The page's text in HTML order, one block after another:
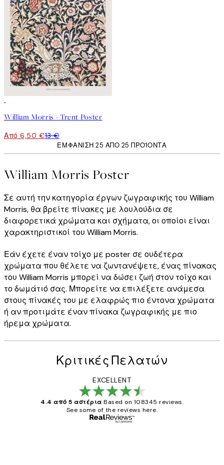
William Morris - Trent Poster
Από 6,50 €13 €
ΕΜΦΆΝΙΣΗ 25 ΑΠΌ 25 ΠΡΟΪΌΝΤΑ
William Morris Poster
Σε αυτή την κατηγορία έργων ζωγραφικής του William
Morris, θα βρείτε πίνακες με λουλούδια σε
διαφορετικά χρώματα και σχήματα, οι οποίοι είναι
χαρακτηριστικοί του William Morris.
Εάν έχετε έναν τοίχο με poster σε ουδέτερα
χρώματα που θέλετε να ζωντανέψετε, ένας πίνακας
του William Morris μπορεί να δώσει ζωή στον τοίχο και
το δωμάτιό σας. Μπορείτε να επιλέξετε ανάμεσα
στους πίνακές του με ελαφρώς πιο έντονα χρώματα
ή αν προτιμάτε έναν πίνακα ζωγραφικής με πιο
ήρεμα χρώματα.
Κριτικές Πελατών
EXCELLENT
4.4 από 5 αστέρια Based on 108345 reviews.
See some of the reviews here.